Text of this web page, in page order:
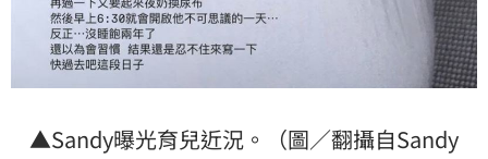
▲Sandy曝光育兒近況。（圖／翻攝自Sandy